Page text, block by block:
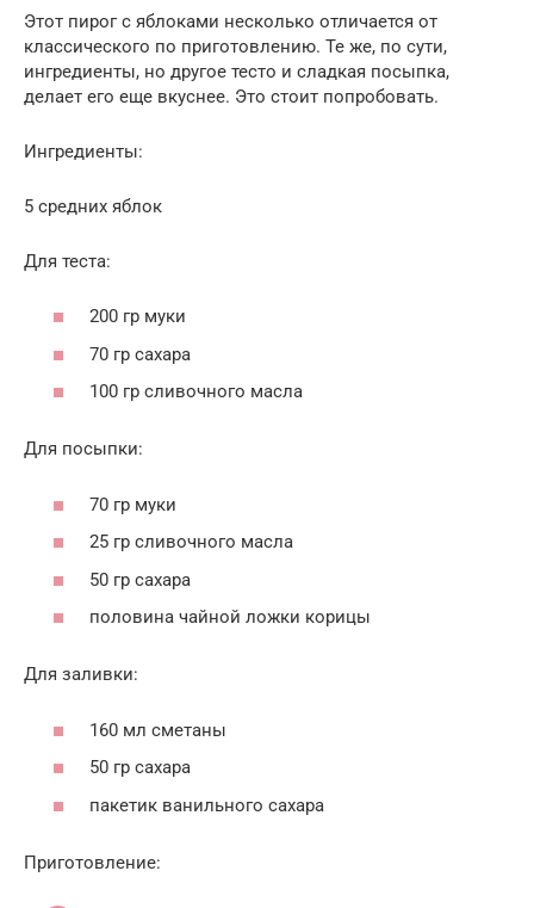
Этот пирог с яблоками несколько отличается от
классического по приготовлению. Те же, по сути,
ингредиенты, но другое тесто и сладкая посыпка,
делает его еще вкуснее. Это стоит попробовать.
Ингредиенты:
5 средних яблок
Для теста:
200 гр муки
70 гр сахара
100 гр сливочного масла
Для посыпки:
70 гр муки
25 гр сливочного масла
50 гр сахара
половина чайной ложки корицы
Для заливки:
160 мл сметаны
50 гр сахара
пакетик ванильного сахара
Приготовление: